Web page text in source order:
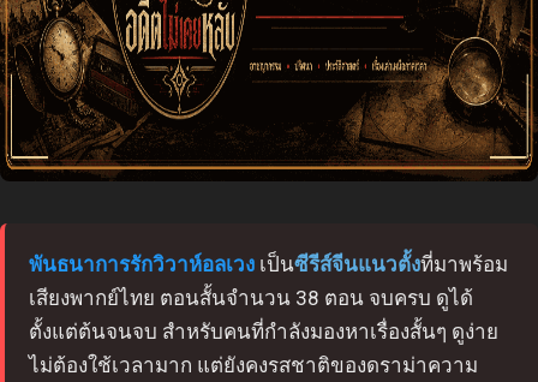
พันธนาการรักวิวาห์อลเวง เป็นซีรีส์จีนแนวตั้งที่มาพร้อม
เสียงพากย์ไทย ตอนสั้นจำนวน 38 ตอน จบครบ ดูได้
ตั้งแต่ต้นจนจบ สำหรับคนที่กำลังมองหาเรื่องสั้นๆ ดูง่าย
ไม่ต้องใช้เวลามาก แต่ยังคงรสชาติของดราม่าความ